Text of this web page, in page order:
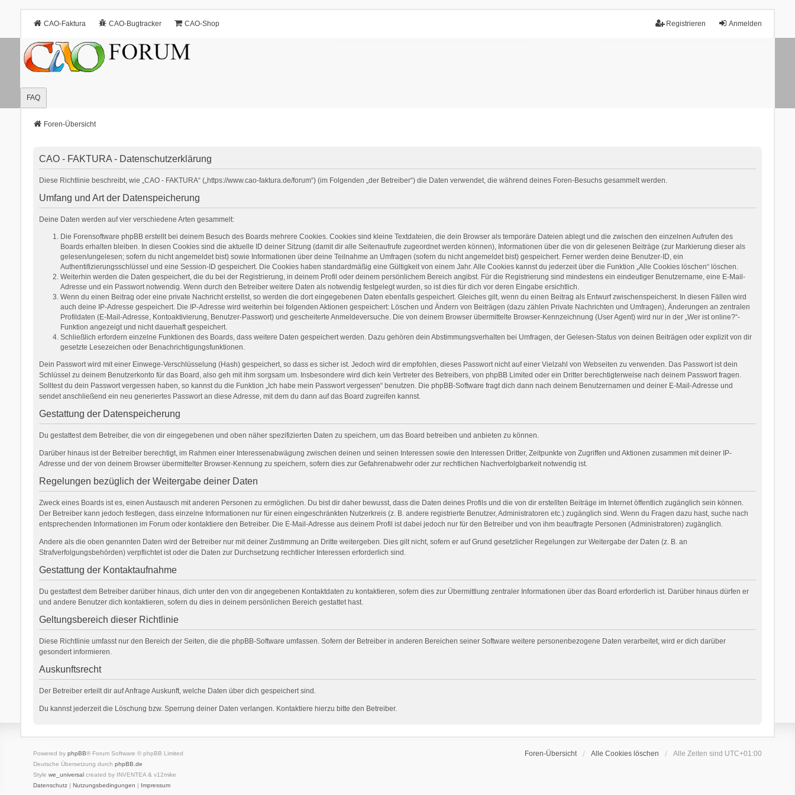
Anmelden
Registrieren
CAO-Faktura CAO-Bugtracker CAO-Shop
FAQ
Foren-Übersicht
CAO - FAKTURA - Datenschutzerklärung
Diese Richtlinie beschreibt, wie „CAO - FAKTURA“ („https://www.cao-faktura.de/forum“) (im Folgenden „der Betreiber“) die Daten verwendet, die während deines Foren-Besuchs gesammelt werden.
Umfang und Art der Datenspeicherung
Deine Daten werden auf vier verschiedene Arten gesammelt:
Die Forensoftware phpBB erstellt bei deinem Besuch des Boards mehrere Cookies. Cookies sind kleine Textdateien, die dein Browser als temporäre Dateien ablegt und die zwischen den einzelnen Aufrufen des
Boards erhalten bleiben. In diesen Cookies sind die aktuelle ID deiner Sitzung (damit dir alle Seitenaufrufe zugeordnet werden können), Informationen über die von dir gelesenen Beiträge (zur Markierung dieser als
gelesen/ungelesen; sofern du nicht angemeldet bist) sowie Informationen über deine Teilnahme an Umfragen (sofern du nicht angemeldet bist) gespeichert. Ferner werden deine Benutzer-ID, ein
Authentifizierungsschlüssel und eine Session-ID gespeichert. Die Cookies haben standardmäßig eine Gültigkeit von einem Jahr. Alle Cookies kannst du jederzeit über die Funktion „Alle Cookies löschen“ löschen.
Weiterhin werden die Daten gespeichert, die du bei der Registrierung, in deinem Profil oder deinem persönlichem Bereich angibst. Für die Registrierung sind mindestens ein eindeutiger Benutzername, eine E-Mail-
Adresse und ein Passwort notwendig. Wenn durch den Betreiber weitere Daten als notwendig festgelegt wurden, so ist dies für dich vor deren Eingabe ersichtlich.
Wenn du einen Beitrag oder eine private Nachricht erstellst, so werden die dort eingegebenen Daten ebenfalls gespeichert. Gleiches gilt, wenn du einen Beitrag als Entwurf zwischenspeicherst. In diesen Fällen wird
auch deine IP-Adresse gespeichert. Die IP-Adresse wird weiterhin bei folgenden Aktionen gespeichert: Löschen und Ändern von Beiträgen (dazu zählen Private Nachrichten und Umfragen), Änderungen an zentralen
Profildaten (E-Mail-Adresse, Kontoaktivierung, Benutzer-Passwort) und gescheiterte Anmeldeversuche. Die von deinem Browser übermittelte Browser-Kennzeichnung (User Agent) wird nur in der „Wer ist online?“-
Funktion angezeigt und nicht dauerhaft gespeichert.
Schließlich erfordern einzelne Funktionen des Boards, dass weitere Daten gespeichert werden. Dazu gehören dein Abstimmungsverhalten bei Umfragen, der Gelesen-Status von deinen Beiträgen oder explizit von dir
gesetzte Lesezeichen oder Benachrichtigungsfunktionen.
Dein Passwort wird mit einer Einwege-Verschlüsselung (Hash) gespeichert, so dass es sicher ist. Jedoch wird dir empfohlen, dieses Passwort nicht auf einer Vielzahl von Webseiten zu verwenden. Das Passwort ist dein
Schlüssel zu deinem Benutzerkonto für das Board, also geh mit ihm sorgsam um. Insbesondere wird dich kein Vertreter des Betreibers, von phpBB Limited oder ein Dritter berechtigterweise nach deinem Passwort fragen.
Solltest du dein Passwort vergessen haben, so kannst du die Funktion „Ich habe mein Passwort vergessen“ benutzen. Die phpBB-Software fragt dich dann nach deinem Benutzernamen und deiner E-Mail-Adresse und
sendet anschließend ein neu generiertes Passwort an diese Adresse, mit dem du dann auf das Board zugreifen kannst.
Gestattung der Datenspeicherung
Du gestattest dem Betreiber, die von dir eingegebenen und oben näher spezifizierten Daten zu speichern, um das Board betreiben und anbieten zu können.
Darüber hinaus ist der Betreiber berechtigt, im Rahmen einer Interessenabwägung zwischen deinen und seinen Interessen sowie den Interessen Dritter, Zeitpunkte von Zugriffen und Aktionen zusammen mit deiner IP-
Adresse und der von deinem Browser übermittelter Browser-Kennung zu speichern, sofern dies zur Gefahrenabwehr oder zur rechtlichen Nachverfolgbarkeit notwendig ist.
Regelungen bezüglich der Weitergabe deiner Daten
Zweck eines Boards ist es, einen Austausch mit anderen Personen zu ermöglichen. Du bist dir daher bewusst, dass die Daten deines Profils und die von dir erstellten Beiträge im Internet öffentlich zugänglich sein können.
Der Betreiber kann jedoch festlegen, dass einzelne Informationen nur für einen eingeschränkten Nutzerkreis (z. B. andere registrierte Benutzer, Administratoren etc.) zugänglich sind. Wenn du Fragen dazu hast, suche nach
entsprechenden Informationen im Forum oder kontaktiere den Betreiber. Die E-Mail-Adresse aus deinem Profil ist dabei jedoch nur für den Betreiber und von ihm beauftragte Personen (Administratoren) zugänglich.
Andere als die oben genannten Daten wird der Betreiber nur mit deiner Zustimmung an Dritte weitergeben. Dies gilt nicht, sofern er auf Grund gesetzlicher Regelungen zur Weitergabe der Daten (z. B. an
Strafverfolgungsbehörden) verpflichtet ist oder die Daten zur Durchsetzung rechtlicher Interessen erforderlich sind.
Gestattung der Kontaktaufnahme
Du gestattest dem Betreiber darüber hinaus, dich unter den von dir angegebenen Kontaktdaten zu kontaktieren, sofern dies zur Übermittlung zentraler Informationen über das Board erforderlich ist. Darüber hinaus dürfen er
und andere Benutzer dich kontaktieren, sofern du dies in deinem persönlichen Bereich gestattet hast.
Geltungsbereich dieser Richtlinie
Diese Richtlinie umfasst nur den Bereich der Seiten, die die phpBB-Software umfassen. Sofern der Betreiber in anderen Bereichen seiner Software weitere personenbezogene Daten verarbeitet, wird er dich darüber
gesondert informieren.
Auskunftsrecht
Der Betreiber erteilt dir auf Anfrage Auskunft, welche Daten über dich gespeichert sind.
Du kannst jederzeit die Löschung bzw. Sperrung deiner Daten verlangen. Kontaktiere hierzu bitte den Betreiber.
Foren-Übersicht Alle Cookies löschen Alle Zeiten sind UTC+01:00
Powered by phpBB® Forum Software © phpBB Limited
Deutsche Übersetzung durch phpBB.de
Style we_universalcreated by INVENTEA & v12mike
Datenschutz| Nutzungsbedingungen | Impressum